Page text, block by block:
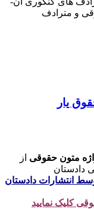
از
دادستان
انتشارات دادستان
کلیک نمایید